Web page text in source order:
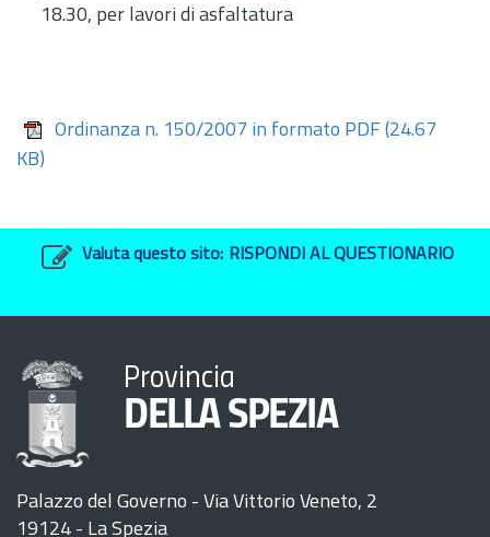
18.30, per lavori di asfaltatura
Ordinanza n. 150/2007 in formato PDF (24.67
KB)
Valuta questo sito: RISPONDI AL QUESTIONARIO
Provincia
DELLA SPEZIA
Palazzo del Governo - Via Vittorio Veneto, 2
19124 - La Spezia